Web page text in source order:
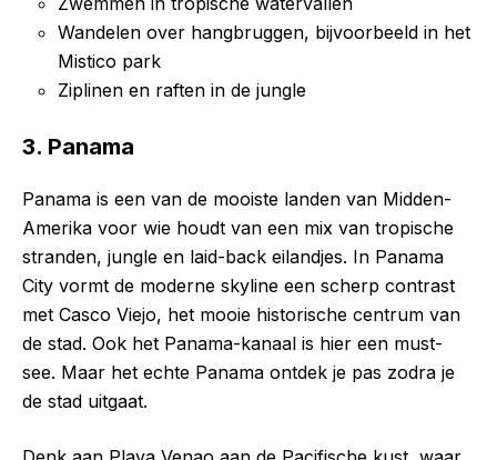
Wandelen over hangbruggen, bijvoorbeeld in het
Mistico park
Ziplinen en raften in de jungle
3. Panama
Panama is een van de mooiste landen van Midden-
Amerika voor wie houdt van een mix van tropische
stranden, jungle en laid-back eilandjes. In Panama
City vormt de moderne skyline een scherp contrast
met Casco Viejo, het mooie historische centrum van
de stad. Ook het Panama-kanaal is hier een must-
see. Maar het echte Panama ontdek je pas zodra je
de stad uitgaat.